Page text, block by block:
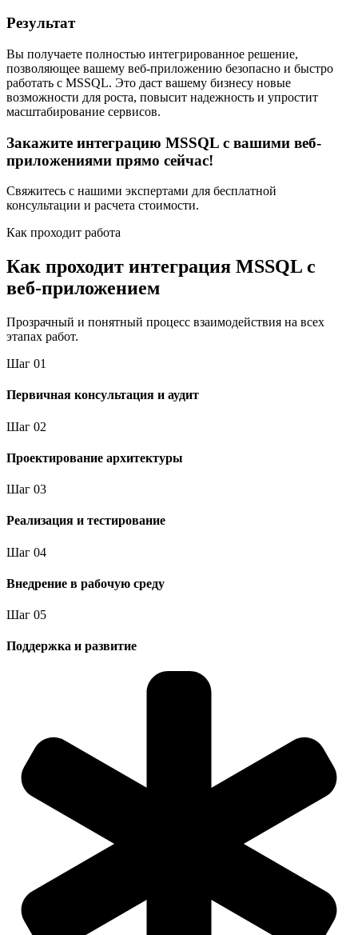
Результат
Вы получаете полностью интегрированное решение,
позволяющее вашему веб-приложению безопасно и быстро
работать с MSSQL. Это даст вашему бизнесу новые
возможности для роста, повысит надежность и упростит
масштабирование сервисов.
Закажите интеграцию MSSQL с вашими веб-
приложениями прямо сейчас!
Свяжитесь с нашими экспертами для бесплатной
консультации и расчета стоимости.
Как проходит работа
Как проходит интеграция MSSQL с
веб-приложением
Прозрачный и понятный процесс взаимодействия на всех
этапах работ.
Шаг 01
Первичная консультация и аудит
Шаг 02
Проектирование архитектуры
Шаг 03
Реализация и тестирование
Шаг 04
Внедрение в рабочую среду
Шаг 05
Поддержка и развитие